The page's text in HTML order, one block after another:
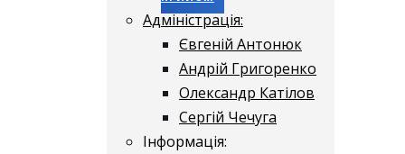
Адміністрація:
Євгеній Антонюк
Андрій Григоренко
Олександр Катілов
Сергій Чечуга
Інформація: